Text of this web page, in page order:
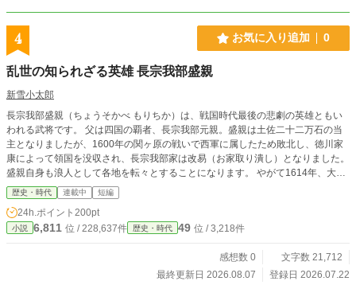
4 お気に入り追加 0
乱世の知られざる英雄 長宗我部盛親
新雪小太郎
長宗我部盛親（ちょうそかべ もりちか）は、戦国時代最後の悲劇の英雄ともい
われる武将です。 父は四国の覇者、長宗我部元親。盛親は土佐二十二万石の当
主となりましたが、1600年の関ヶ原の戦いで西軍に属したため敗北し、徳川家
康によって領国を没収され、長宗我部家は改易（お家取り潰し）となりました。
盛親自身も浪人として各地を転々とすることになります。 やがて1614年、大坂
冬の陣が始まると、豊臣秀頼の招きに応じて大坂城へ入りました。旧臣たちも
「再び盛親様のもとで戦いたい」と集まり、かつての家臣団が再結集したと伝え
られています。
歴史・時代 連載中 短編
24h.ポイント 200pt
小説 6,811 位 / 228,637件 歴史・時代 49 位 / 3,218件
感想数 0
文字数 21,712
最終更新日 2026.08.07
登録日 2026.07.22